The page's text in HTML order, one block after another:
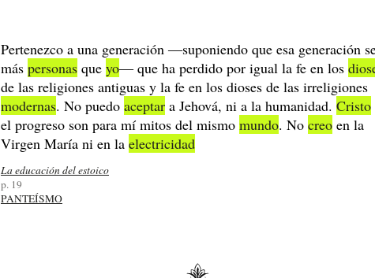
Pertenezco a una generación ―suponiendo que esa generación
más personas que yo― que ha perdido por igual la fe en los
de las religiones antiguas y la fe en los dioses de las irreligiones
modernas. No puedo aceptar a Jehová, ni a la humanidad. Cristo
el progreso son para mí mitos del mismo mundo. No creo en la
Virgen María ni en la electricidad
La educación del estoico
p. 19
PANTEÍSMO